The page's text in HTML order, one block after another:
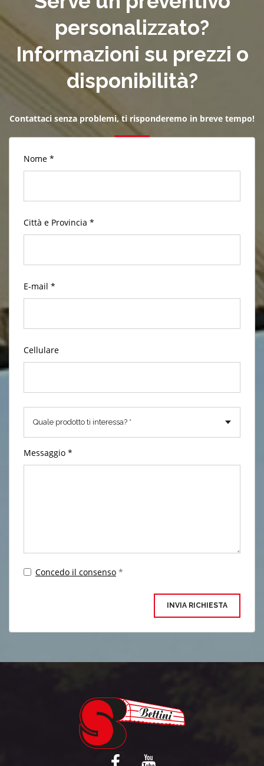
personalizzato?
Informazioni su prezzi o
disponibilità?
Contattaci senza problemi, ti risponderemo in breve tempo!
Nome *
Città e Provincia *
E-mail *
Cellulare
Messaggio *
Concedo il consenso *
INVIA RICHIESTA